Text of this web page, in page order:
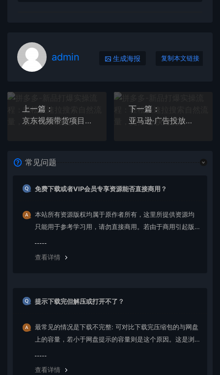
admin 生成海报 复制本文链接
上一篇：
京东视频带货项目+图文带货种草，成本低，利润高，操作简单收入稳定
下一篇：
亚马逊·广告投放技巧流量底层+广告漏斗逻辑+提升Listing权重 Acos<10%
常见问题
免费下载或者VIP会员专享资源能否直接商用？
本站所有资源版权均属于原作者所有，这里所提供资源均
只能用于参考学习用，请勿直接商用。若由于商用引起版
查看详情
提示下载完但解压或打开不了？
最常见的情况是下载不完整: 可对比下载完压缩包的与网盘
上的容量，若小于网盘提示的容量则是这个原因。这是浏
查看详情